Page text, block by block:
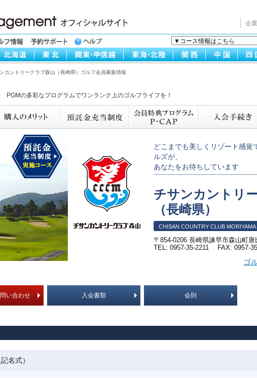
企
カントリークラブ森山（長崎県）ゴルフ会員募集情報
PGMの多彩なプログラムでワンランク上のゴルフライフを！
どこまでも美しくリゾート感覚
ルズが、
あなたをお待ちしています
チサンカントリ
（長崎県）
CHISAN COUNTRY CLUB MORIYAMA
〒854-0206 長崎県諫早市森山町唐
TEL: 0957-35-2211 FAX: 0957-
ゴ
い合わせ 入会書類 会則
名式）